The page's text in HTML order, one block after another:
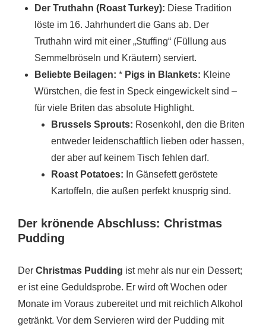
Der Truthahn (Roast Turkey): Diese Tradition
löste im 16. Jahrhundert die Gans ab. Der
Truthahn wird mit einer „Stuffing“ (Füllung aus
Semmelbröseln und Kräutern) serviert.
Beliebte Beilagen: * Pigs in Blankets: Kleine
Würstchen, die fest in Speck eingewickelt sind –
für viele Briten das absolute Highlight.
Brussels Sprouts: Rosenkohl, den die Briten
entweder leidenschaftlich lieben oder hassen,
der aber auf keinem Tisch fehlen darf.
Roast Potatoes: In Gänsefett geröstete
Kartoffeln, die außen perfekt knusprig sind.
Der krönende Abschluss: Christmas
Pudding
Der Christmas Pudding ist mehr als nur ein Dessert;
er ist eine Geduldsprobe. Er wird oft Wochen oder
Monate im Voraus zubereitet und mit reichlich Alkohol
getränkt. Vor dem Servieren wird der Pudding mit